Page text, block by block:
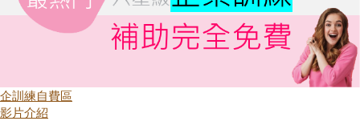
企訓練自費區
影片介紹